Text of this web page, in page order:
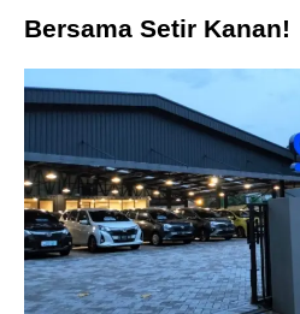
Bersama Setir Kanan!